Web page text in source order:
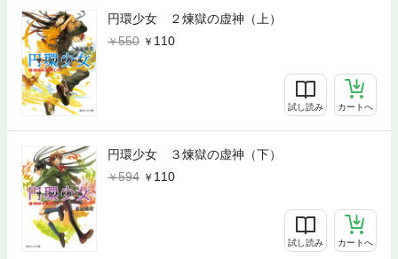
円環少女 ２煉獄の虚神（上）
550
110
試し読み カートへ
円環少女 ３煉獄の虚神（下）
594
110
試し読み カートへ